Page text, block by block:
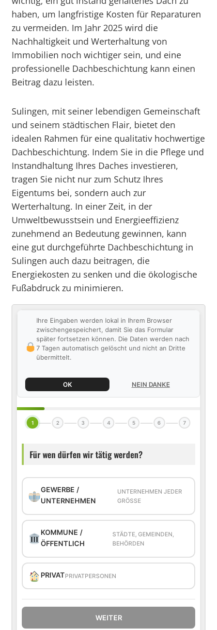
haben, um langfristige Kosten für Reparaturen
zu vermeiden. Im Jahr 2025 wird die
Nachhaltigkeit und Werterhaltung von
Immobilien noch wichtiger sein, und eine
professionelle Dachbeschichtung kann einen
Beitrag dazu leisten.
Sulingen, mit seiner lebendigen Gemeinschaft
und seinem städtischen Flair, bietet den
idealen Rahmen für eine qualitativ hochwertige
Dachbeschichtung. Indem Sie in die Pflege und
Instandhaltung Ihres Daches investieren,
tragen Sie nicht nur zum Schutz Ihres
Eigentums bei, sondern auch zur
Werterhaltung. In einer Zeit, in der
Umweltbewusstsein und Energieeffizienz
zunehmend an Bedeutung gewinnen, kann
eine gut durchgeführte Dachbeschichtung in
Sulingen auch dazu beitragen, die
Energiekosten zu senken und die ökologische
Fußabdruck zu minimieren.
Ihre Eingaben werden lokal in Ihrem Browser
zwischengespeichert, damit Sie das Formular
später fortsetzen können. Die Daten werden nach
7 Tagen automatisch gelöscht und nicht an Dritte
übermittelt.
OK NEIN DANKE
1 2 3 4 5 6 7
Für wen dürfen wir tätig werden?
GEWERBE /
UNTERNEHMEN
UNTERNEHMEN JEDER
GRÖSSE
KOMMUNE /
ÖFFENTLICH
STÄDTE, GEMEINDEN,
BEHÖRDEN
PRIVATPRIVATPERSONEN
WEITER